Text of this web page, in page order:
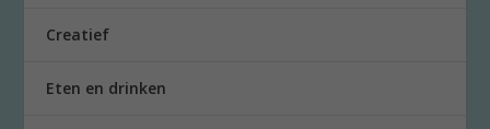
Creatief
Eten en drinken